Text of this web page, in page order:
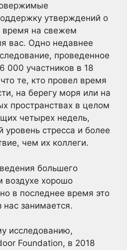
утверждений о
время на свежем
вас. Одно недавнее
проведенное
000 участников в 18
те, кто провел время
на берегу моря или на
пространствах в целом
четырех недель,
уровень стресса и более
чем их коллеги.
большего
воздухе хорошо
в последнее время это
занимается.
исследованию,
Foundation, в 2018